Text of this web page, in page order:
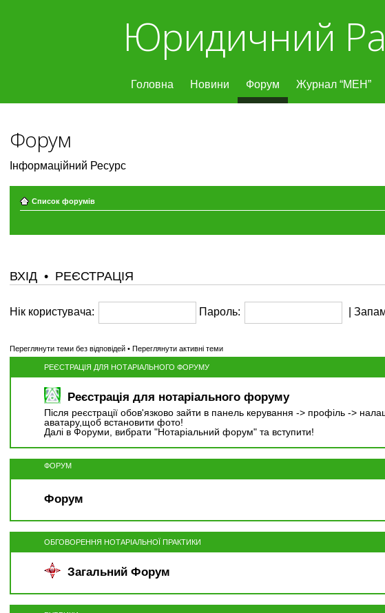
Юридичний
Головна Новини Форум Журнал “МЕН”
Форум
Інформаційний Ресурс
Список форумів
ВХІД• РЕЄСТРАЦІЯ
Нік користувача: Пароль:
Переглянути теми без відповідей• Переглянути активні теми
РЕЄСТРАЦІЯ ДЛЯ НОТАРІАЛЬНОГО ФОРУМУ
Реєстрація для нотаріального форуму
Після реєстрації обов'язково зайти в панель керування -> профіль ->
аватару,щоб встановити фото!
Далі в Форуми, вибрати "Нотаріальний форум" та вступити!
ФОРУМ
Форум
ОБГОВОРЕННЯ НОТАРІАЛЬНОЇ ПРАКТИКИ
Загальний Форум